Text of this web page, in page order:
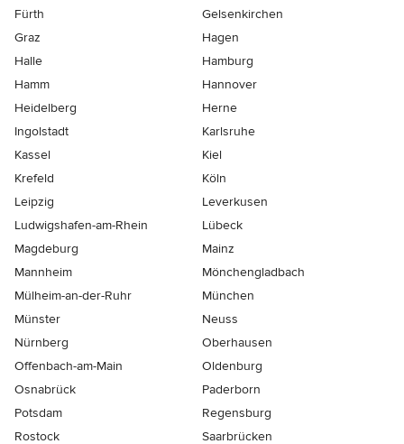
Fürth
Gelsenkirchen
Graz
Hagen
Halle
Hamburg
Hamm
Hannover
Heidelberg
Herne
Ingolstadt
Karlsruhe
Kassel
Kiel
Krefeld
Köln
Leipzig
Leverkusen
Ludwigshafen-am-Rhein
Lübeck
Magdeburg
Mainz
Mannheim
Mönchen­gladbach
Mülheim-an-der-Ruhr
München
Münster
Neuss
Nürnberg
Oberhausen
Offenbach-am-Main
Oldenburg
Osnabrück
Paderborn
Potsdam
Regensburg
Rostock
Saarbrücken